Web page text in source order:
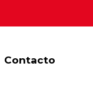
Contacto